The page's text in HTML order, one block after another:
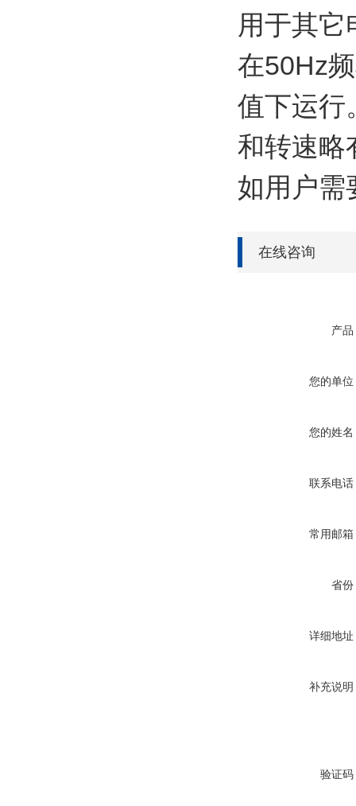
用于其它
在50Hz
值下运行
和转速略
如用户需
在线咨询
产品
您的单位
您的姓名
联系电话
常用邮箱
省份
详细地址
补充说明
验证码